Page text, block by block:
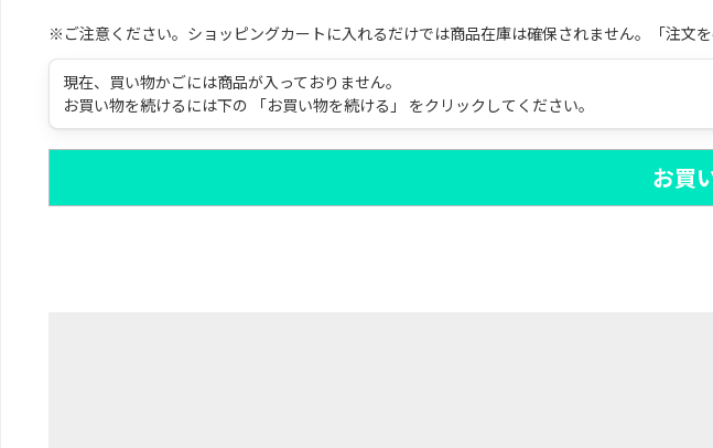
※ご注意ください。ショッピングカートに入れるだけでは商品在庫は確保されません。「注文
現在、買い物かごには商品が入っておりません。
お買い物を続けるには下の 「お買い物を続ける」 をクリックしてください。
お買